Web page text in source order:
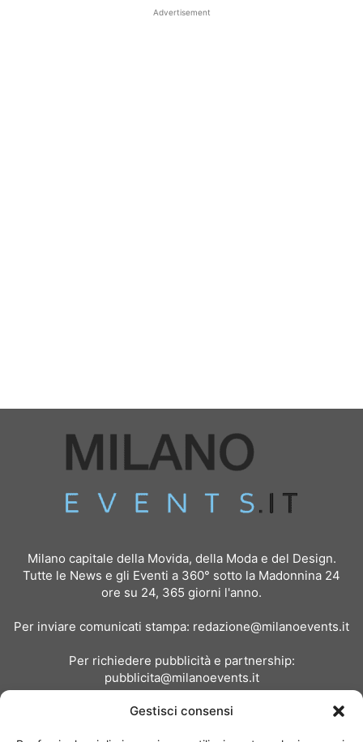
Gestisci consensi
Advertisement
Milano capitale della Movida, della Moda e del Design.
Tutte le News e gli Eventi a 360° sotto la Madonnina 24
ore su 24, 365 giorni l'anno.
Per inviare comunicati stampa: redazione@milanoevents.it
Per richiedere pubblicità e partnership:
pubblicita@milanoevents.it